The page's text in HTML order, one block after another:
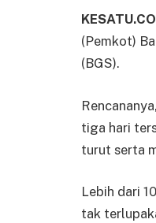
(Pemkot)
(BGS).
tiga hari
turut serta
Lebih dari
tak